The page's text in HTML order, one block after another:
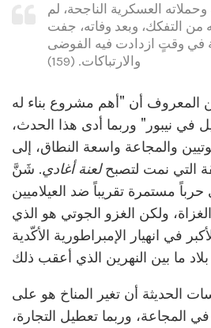
العسكرية الناجحة، لم
من التفكك، وبعد وفاته، جفت
في وقتٍ ازدادت فيه الفوضى
والارتباكات. (159)
المعروف أن "أهم مشروع بناء له
في نيبور" وربما أدى هذا الحدث،
والمجاعة واسعة النطاق، إلى
التي نمت لتصبحلعنة أغادي. شَنَّ
مستمرة تقريباً ضد العيلاميين
ولكن الغزو الجوتي هو الذي
في انهيار الإمبراطورية الأكّدية
الحديثة أن تغير المناخ هو على
المجاعة، وربما تعطيل التجارة،